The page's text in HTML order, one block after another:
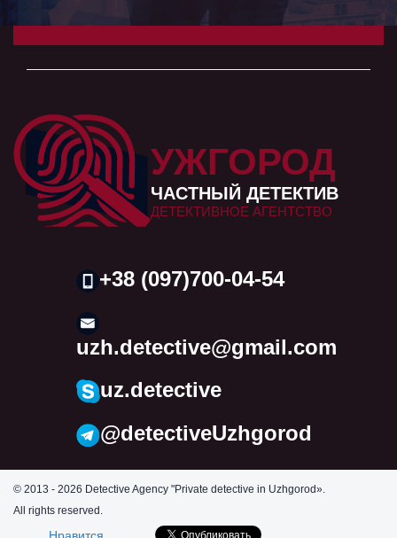
УЖГОРОД
ЧАСТНЫЙ ДЕТЕКТИВ
ДЕТЕКТИВНОЕ АГЕНТСТВО
+38 (097)700-04-54
uzh.detective@gmail.com
uz.detective
@detectiveUzhgorod
© 2013 - 2026 Detective Agency "Private detective in Uzhgorod».
All rights reserved.
Нравится